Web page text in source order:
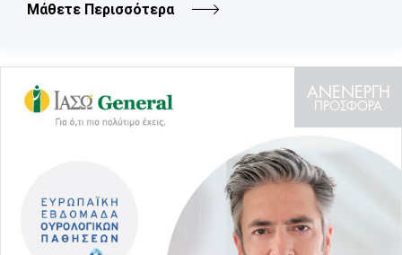
Μάθετε Περισσότερα
ΑΝΕΝΕΡΓΗ
ΠΡΟΣΦΟΡΑ